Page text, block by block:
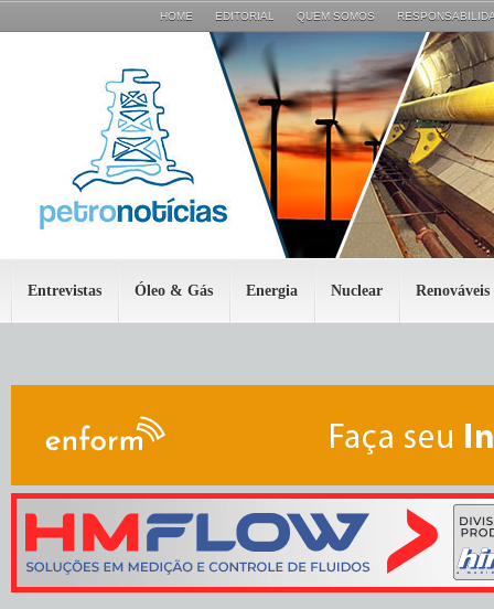
HOME EDITORIAL QUEM SOMOS
Entrevistas Óleo & Gás Energia Nuclear Renováveis